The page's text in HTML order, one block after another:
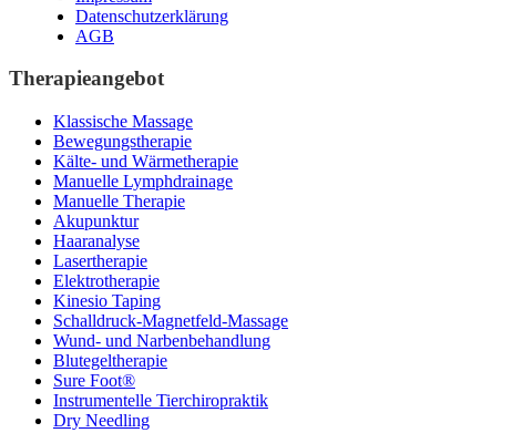
Datenschutzerklärung
AGB
Therapieangebot
Klassische Massage
Bewegungstherapie
Kälte- und Wärmetherapie
Manuelle Lymphdrainage
Manuelle Therapie
Akupunktur
Haaranalyse
Lasertherapie
Elektrotherapie
Kinesio Taping
Schalldruck-Magnetfeld-Massage
Wund- und Narbenbehandlung
Blutegeltherapie
Sure Foot®
Instrumentelle Tierchiropraktik
Dry Needling